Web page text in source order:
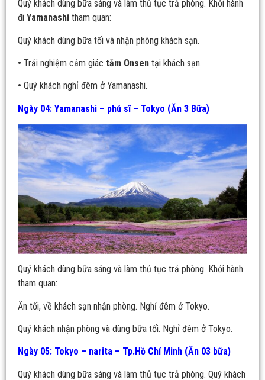
Quý khách dùng bữa sáng và làm thủ tục trả phòng. Khởi hành
đi Yamanashi tham quan:
Quý khách dùng bữa tối và nhận phòng khách sạn.
• Trải nghiệm cảm giác tắm Onsen tại khách sạn.
• Quý khách nghỉ đêm ở Yamanashi.
Ngày 04: Yamanashi – phú sĩ – Tokyo (Ăn 3 Bữa)
Quý khách dùng bữa sáng và làm thủ tục trả phòng. Khởi hành
tham quan:
Ăn tối, về khách sạn nhận phòng. Nghỉ đêm ở Tokyo.
Quý khách nhận phòng và dùng bữa tối. Nghỉ đêm ở Tokyo.
Ngày 05: Tokyo – narita – Tp.Hồ Chí Minh (Ăn 03 bữa)
Quý khách dùng bữa sáng và làm thủ tục trả phòng. Quý khách